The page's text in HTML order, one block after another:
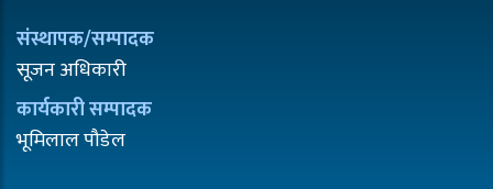
संस्थापक/सम्पादक
सूजन अधिकारी
कार्यकारी सम्पादक
भूमिलाल पौडेल